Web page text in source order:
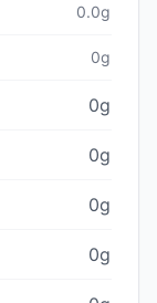
0.0g
0g
0g
0g
0g
0g